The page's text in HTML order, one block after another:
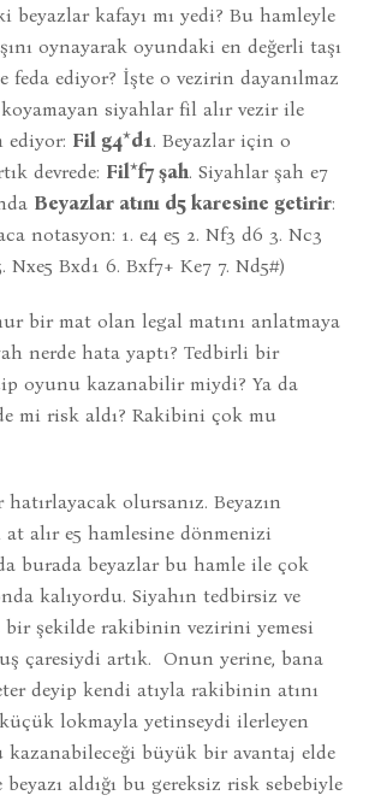
beyazlar kafayı mı yedi? Bu hamleyle
oynayarak oyundaki en değerli taşı
ediyor? İşte o vezirin dayanılmaz
siyahlar fil alır vezir ile
ediyor: Fil g4*d1. Beyazlar için o
devrede: Fil*f7 şah. Siyahlar şah e7
Beyazlar atını d5 karesine getirir:
notasyon: 1. e4 e5 2. Nf3 d6 3. Nc3
Nxe5 Bxd1 6. Bxf7+ Ke7 7. Nd5#)
bir mat olan legal matını anlatmaya
nerde hata yaptı? Tedbirli bir
oyunu kazanabilir miydi? Ya da
mi risk aldı? Rakibini çok mu
olursanız. Beyazın
at alır e5 hamlesine dönmenizi
burada beyazlar bu hamle ile çok
kalıyordu. Siyahın tedbirsiz ve
şekilde rakibinin vezirini yemesi
çaresiydi artık. Onun yerine, bana
deyip kendi atıyla rakibinin atını
lokmayla yetinseydi ilerleyen
kazanabileceği büyük bir avantaj elde
aldığı bu gereksiz risk sebebiyle